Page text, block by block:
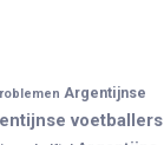
Argentijnse
voetballers